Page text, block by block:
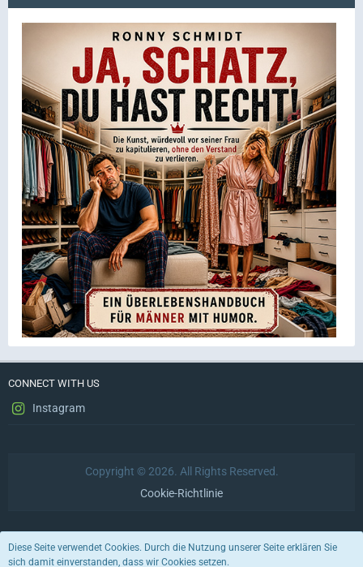
CONNECT WITH US
Instagram
Copyright © 2026. All Rights Reserved.
Cookie-Richtlinie
Datenschutzerklärung Impressum Nutzungsbedingungen
Diese Seite verwendet Cookies. Durch die Nutzung unserer Seite erklären Sie
sich damit einverstanden, dass wir Cookies setzen.